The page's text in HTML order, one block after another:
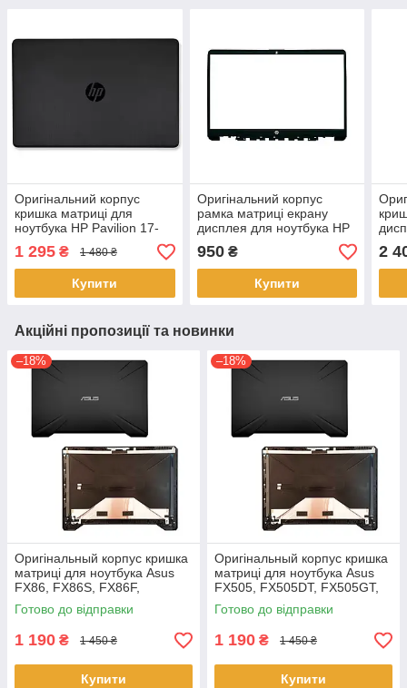
Оригінальний корпус
кришка матриці для
ноутбука HP Pavilion 17-
BS 17-BR 17-AK (933298-
001, 926490-001)
1 295 ₴ 1 480 ₴
Купити
Оригінальний корпус
рамка матриці екрану
дисплея для ноутбука HP
15T-DY 15-DY 15-EF 15Z-
EF 15S-EQ 15S-FQ
950₴
Купити
2
Акційні пропозиції та новинки
–18%
Оригінальный корпус кришка
матриці для ноутбука Asus
FX86, FX86S, FX86F,
FX86SF Series
Готово до відправки
1 190 ₴ 1 450 ₴
Купити
–18%
Оригінальный корпус кришка
матриці для ноутбука Asus
FX505, FX505DT, FX505GT,
FX505GE, FX505GD,
FX505DD
Готово до відправки
1 190 ₴ 1 450 ₴
Купити